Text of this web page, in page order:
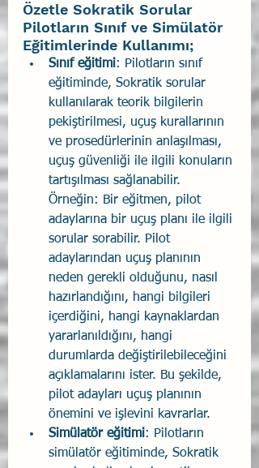
Özetle Sokratik Sorular
Pilotların Sınıf ve Simülatör
Eğitimlerinde Kullanımı;
Sınıf eğitimi: Pilotların sınıf
eğitiminde, Sokratik sorular
kullanılarak teorik bilgilerin
pekiştirilmesi, uçuş kurallarının
ve prosedürlerinin anlaşılması,
uçuş güvenliği ile ilgili konuların
tartışılması sağlanabilir.
Örneğin: Bir eğitmen, pilot
adaylarına bir uçuş planı ile ilgili
sorular sorabilir. Pilot
adaylarından uçuş planının
neden gerekli olduğunu, nasıl
hazırlandığını, hangi bilgileri
içerdiğini, hangi kaynaklardan
yararlanıldığını, hangi
durumlarda değiştirilebileceğini
açıklamalarını ister. Bu şekilde,
pilot adayları uçuş planının
önemini ve işlevini kavrarlar.
Simülatör eğitimi: Pilotların
simülatör eğitiminde, Sokratik